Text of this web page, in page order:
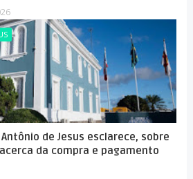
de Jesus esclarece, sobre
da compra e pagamento